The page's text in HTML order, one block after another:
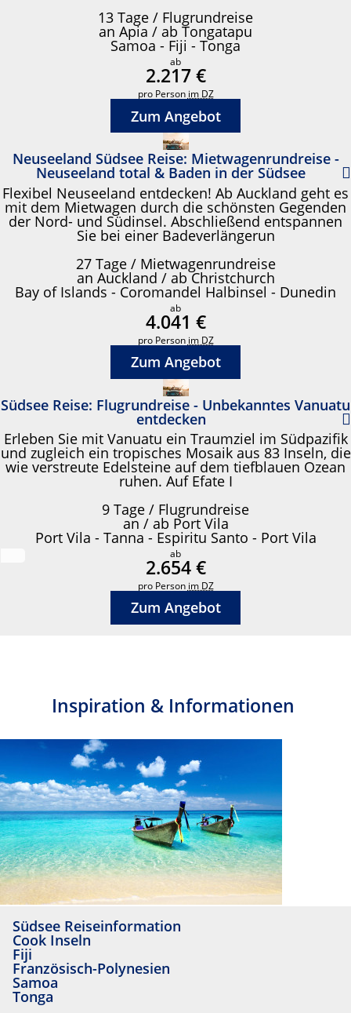
13 Tage / Flugrundreise
an Apia / ab Tongatapu
Samoa - Fiji - Tonga
ab
2.217 €
pro Person im DZ
Zum Angebot
Neuseeland Südsee Reise: Mietwagenrundreise -
Neuseeland total & Baden in der Südsee
Flexibel Neuseeland entdecken! Ab Auckland geht es
mit dem Mietwagen durch die schönsten Gegenden
der Nord- und Südinsel. Abschließend entspannen
Sie bei einer Badeverlängerun
27 Tage / Mietwagenrundreise
an Auckland / ab Christchurch
Bay of Islands - Coromandel Halbinsel - Dunedin
ab
4.041 €
pro Person im DZ
Zum Angebot
Südsee Reise: Flugrundreise - Unbekanntes Vanuatu
entdecken
Erleben Sie mit Vanuatu ein Traumziel im Südpazifik
und zugleich ein tropisches Mosaik aus 83 Inseln, die
wie verstreute Edelsteine auf dem tiefblauen Ozean
ruhen. Auf Efate I
9 Tage / Flugrundreise
an / ab Port Vila
Port Vila - Tanna - Espiritu Santo - Port Vila
ab
2.654 €
pro Person im DZ
Zum Angebot
Inspiration & Informationen
Südsee Reiseinformation
Cook Inseln
Fiji
Französisch-Polynesien
Samoa
Tonga